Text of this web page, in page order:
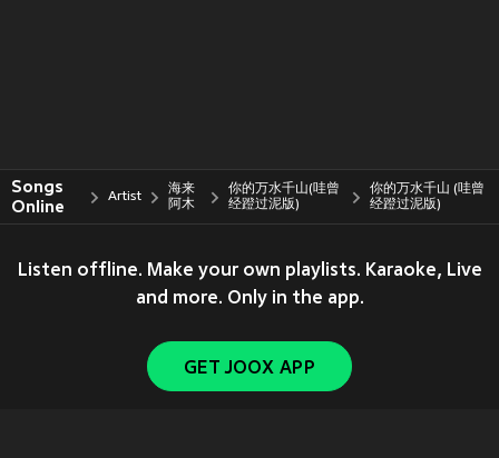
Songs
Online
Artist
海来
阿木
你的万水千山(哇曾
经蹬过泥版)
你的万水千山 (哇曾
经蹬过泥版)
Listen offline. Make your own playlists. Karaoke, Live
and more. Only in the app.
GET JOOX APP